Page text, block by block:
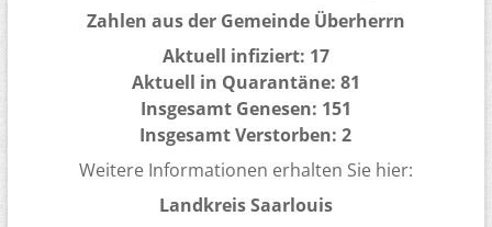
Zahlen aus der Gemeinde Überherrn
Aktuell infiziert: 17
Aktuell in Quarantäne: 81
Insgesamt Genesen: 151
Insgesamt Verstorben: 2
Weitere Informationen erhalten Sie hier:
Landkreis Saarlouis